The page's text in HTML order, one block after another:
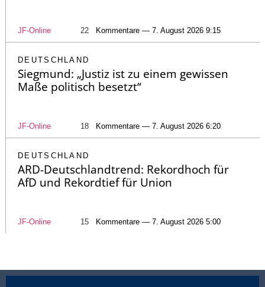
JF-Online 22 Kommentare — 7. August 2026 9:15
DEUTSCHLAND
Siegmund: „Justiz ist zu einem gewissen
Maße politisch besetzt“
JF-Online 18 Kommentare — 7. August 2026 6:20
DEUTSCHLAND
ARD-Deutschlandtrend: Rekordhoch für
AfD und Rekordtief für Union
JF-Online 15 Kommentare — 7. August 2026 5:00